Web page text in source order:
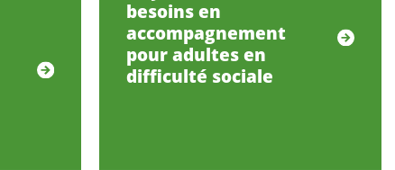
besoins en
accompagnement
pour adultes en
difficulté sociale